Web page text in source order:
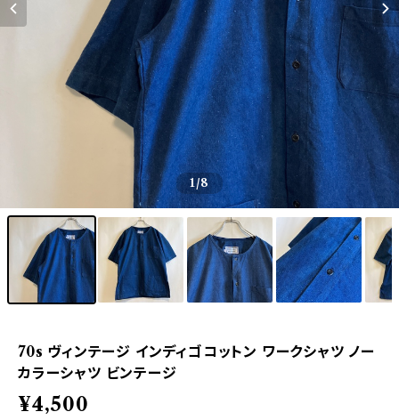
1/8
70s ヴィンテージ インディゴコットン ワークシャツ ノー
カラーシャツ ビンテージ
¥4,500